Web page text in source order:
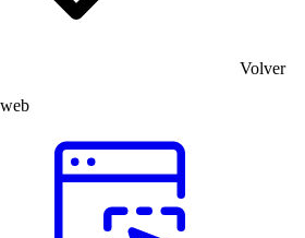
Volver